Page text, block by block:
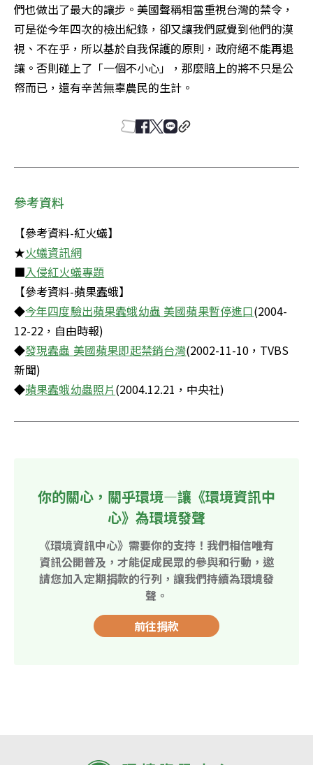
們也做出了最大的讓步。美國聲稱相當重視台灣的禁令，
可是從今年四次的檢出紀錄，卻又讓我們感覺到他們的漠
視、不在乎，所以基於自我保護的原則，政府絕不能再退
讓。否則碰上了「一個不小心」，那麼賠上的將不只是公
帑而已，還有辛苦無辜農民的生計。
參考資料
【參考資料-紅火蟻】
★火蟻資訊網
■入侵紅火蟻專題
【參考資料-蘋果蠹蛾】
◆今年四度驗出蘋果蠹蛾幼蟲 美國蘋果暫停進口(2004-
12-22，自由時報)
◆發現蠹蟲 美國蘋果即起禁銷台灣(2002-11-10，TVBS
新聞)
◆蘋果蠹蛾幼蟲照片(2004.12.21，中央社)
你的關心，關乎環境—讓《環境資訊中
心》為環境發聲
《環境資訊中心》需要你的支持！我們相信唯有
資訊公開普及，才能促成民眾的參與和行動，邀
請您加入定期捐款的行列，讓我們持續為環境發
聲。
前往捐款